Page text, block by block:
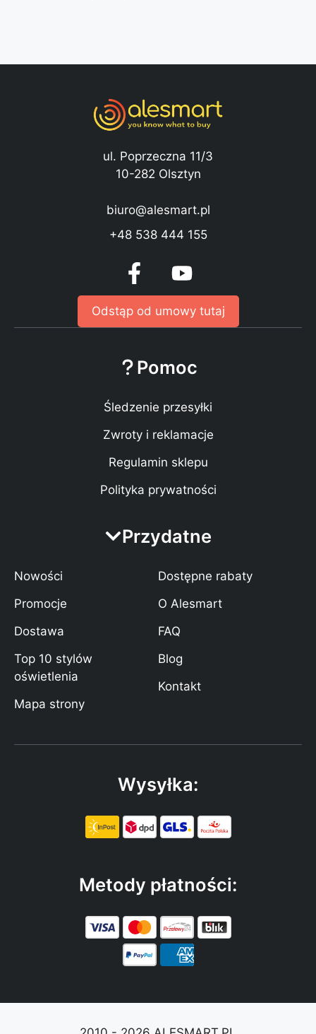
ul. Poprzeczna 11/3
10-282 Olsztyn
biuro@alesmart.pl
+48 538 444 155
Odstąp od umowy tutaj
Pomoc
Śledzenie przesyłki
Zwroty i reklamacje
Regulamin sklepu
Polityka prywatności
Przydatne
Nowości
Promocje
Dostawa
Top 10 stylów
oświetlenia
Mapa strony
Dostępne rabaty
O Alesmart
FAQ
Blog
Kontakt
Wysyłka:
Metody płatności: